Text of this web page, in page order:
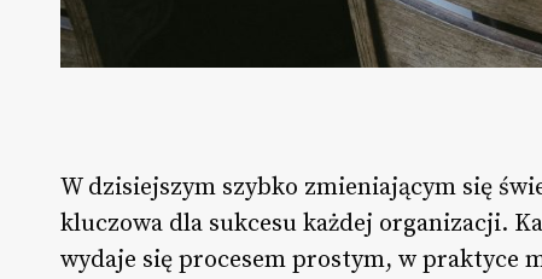
W dzisiejszym szybko zmieniającym się
kluczowa dla sukcesu każdej organizacji.
wydaje się procesem prostym, w praktyce